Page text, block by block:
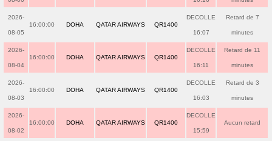
2026-
08-05
16:00:00 DOHA QATAR AIRWAYS QR1400
DECOLLE
16:07
Retard de 7
minutes
2026-
08-04
16:00:00 DOHA QATAR AIRWAYS QR1400
DECOLLE
16:11
Retard de 11
minutes
2026-
08-03
16:00:00 DOHA QATAR AIRWAYS QR1400
DECOLLE
16:03
Retard de 3
minutes
2026-
08-02
16:00:00 DOHA QATAR AIRWAYS QR1400
DECOLLE
15:59
Aucun retard